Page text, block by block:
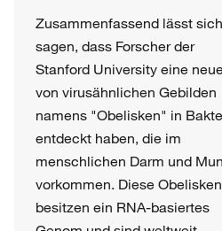
Zusammenfassend lässt sich
sagen, dass Forscher der
Stanford University eine
von virusähnlichen Gebilden
namens "Obelisken" in
entdeckt haben, die im
menschlichen Darm und
vorkommen. Diese Obelisken
besitzen ein RNA-basiertes